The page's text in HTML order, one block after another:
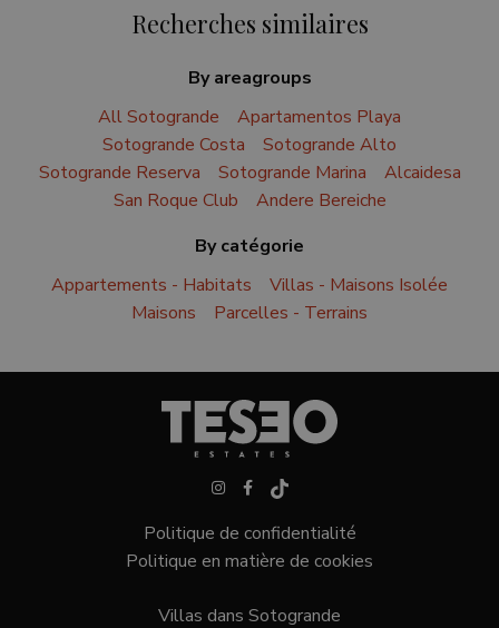
Recherches similaires
By areagroups
All Sotogrande
Apartamentos Playa
Sotogrande Costa
Sotogrande Alto
Sotogrande Reserva
Sotogrande Marina
Alcaidesa
San Roque Club
Andere Bereiche
By catégorie
Appartements - Habitats
Villas - Maisons Isolée
Maisons
Parcelles - Terrains
Politique de confidentialité
Politique en matière de cookies
Villas dans Sotogrande